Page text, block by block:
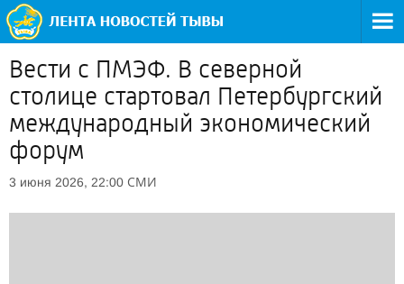
Вести с ПМЭФ. В северной
столице стартовал Петербургский
международный экономический
форум
3 июня 2026, 22:00 СМИ